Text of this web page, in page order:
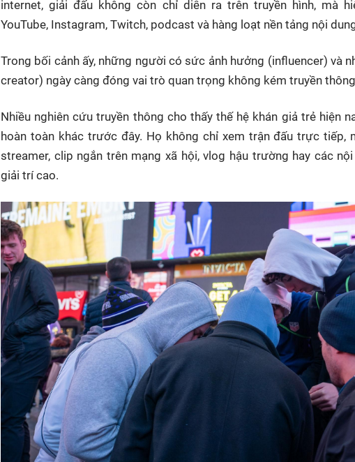
internet, giải đấu không còn chỉ diễn ra trên truyền hình, mà
YouTube, Instagram, Twitch, podcast và hàng loạt nền tảng nội
Trong bối cảnh ấy, những người có sức ảnh hưởng (influencer) và
creator) ngày càng đóng vai trò quan trọng không kém truyền
Nhiều nghiên cứu truyền thông cho thấy thế hệ khán giả trẻ hiện
hoàn toàn khác trước đây. Họ không chỉ xem trận đấu trực tiếp,
streamer, clip ngắn trên mạng xã hội, vlog hậu trường hay các
giải trí cao.